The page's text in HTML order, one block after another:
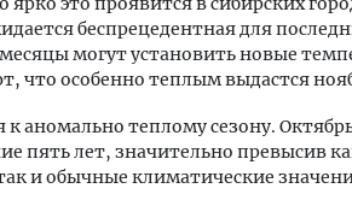
беспрецедентная для
могут установить новые
что особенно теплым выдастся
к аномально теплому сезону.
пять лет, значительно превысив
и обычные климатические